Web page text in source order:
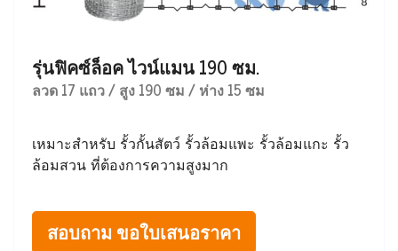
รุ่นฟิคซ์ล็อค ไวน์แมน 190 ซม.
ลวด 17 แถว / สูง 190 ซม / ห่าง 15 ซม
เหมาะสำหรับ รั้วกั้นสัตว์ รั้วล้อมแพะ รั้วล้อมแกะ รั้ว
ล้อมสวน ที่ต้องการความสูงมาก
สอบถาม ขอใบเสนอราคา